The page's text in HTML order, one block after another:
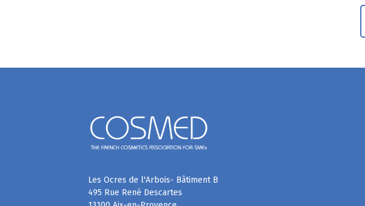
Les Ocres de l'Arbois- Bâtiment B
495 Rue René Descartes